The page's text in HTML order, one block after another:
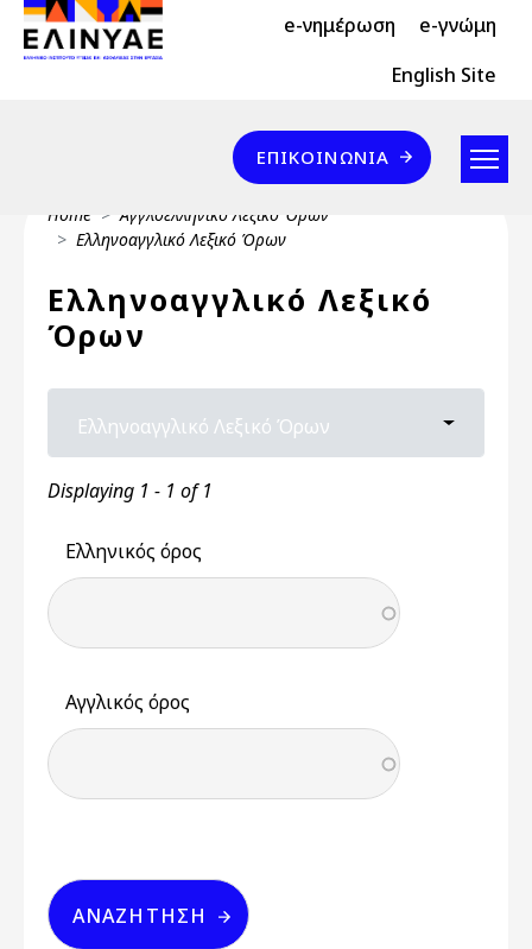
Skip to main content
Header Top 2 e-νημέρωση e-γνώμη
Header Top English Site
Επικοινωνία
ΕΠΙΚΟΙΝΩΝΊΑ
Breadcrumb
Home
Αγγλοελληνικό Λεξικό Όρων
Ελληνοαγγλικό Λεξικό Όρων
Ελληνοαγγλικό Λεξικό
Όρων
Primary tabs
Ελληνοαγγλικό Λεξικό Όρων Toggle
Displaying 1 - 1 of 1
Ελληνικός όρος
Αγγλικός όρος